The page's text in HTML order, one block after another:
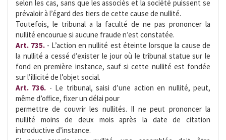
selon les cas, sans que les associés et la société puissent se
prévaloir à l’égard des tiers de cette cause de nullité.
Toutefois, le tribunal a la faculté de ne pas prononcer la
nullité encourue si aucune fraude n’est constatée.
Art. 735. - L’action en nullité est éteinte lorsque la cause de
la nullité a cessé d’exister le jour où le tribunal statue sur le
fond en première instance, sauf si cette nullité est fondée
sur l’illicité de l’objet social.
Art. 736. - Le tribunal, saisi d’une action en nullité, peut,
même d’office, fixer un délai pour
permettre de couvrir les nullités. Il ne peut prononcer la
nullité moins de deux mois après la date de citation
introductive d’instance.